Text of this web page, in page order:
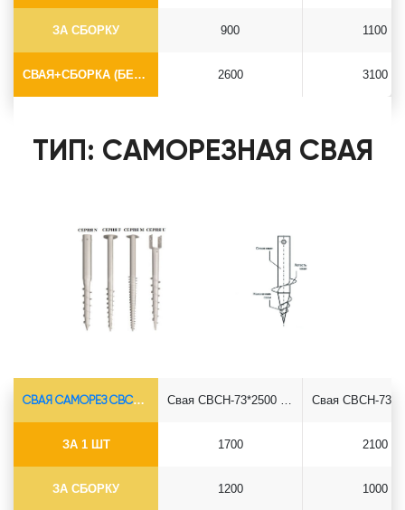
ЗА СБОРКУ
СВАЯ+СБОРКА (БЕЗ ОГОЛОВКА)
900
2600
1100
3100
ТИП: САМОРЕЗНАЯ СВАЯ
СВАЯ САМОРЕЗ СВСН-Ø73*5.5
ЗА 1 ШТ
ЗА СБОРКУ
1700
1200
2100
1000